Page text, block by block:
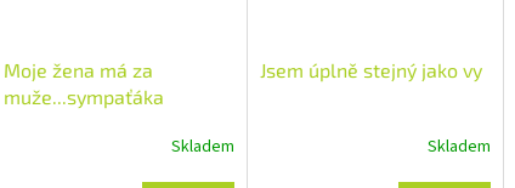
Moje žena má za
muže...sympaťáka
Skladem
Jsem úplně stejný jako vy
Skladem